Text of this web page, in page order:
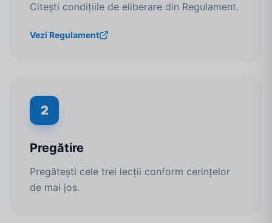
Citești condițiile de eliberare din Regulament.
Vezi Regulament
2
Pregătire
Pregătești cele trei lecții conform cerințelor
de mai jos.